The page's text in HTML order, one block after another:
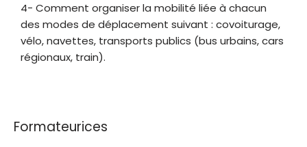
4- Comment organiser la mobilité liée à chacun
des modes de déplacement suivant : covoiturage,
vélo, navettes, transports publics (bus urbains, cars
régionaux, train).
Formateurices